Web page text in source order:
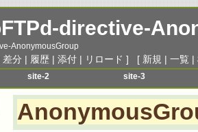
directive-
AnonymousGroup
差分 | 履歴 | 添付 | リロード ] [ 新規 | 一覧 |
site-2
1
2
3
site-3
menu-2
menu-3